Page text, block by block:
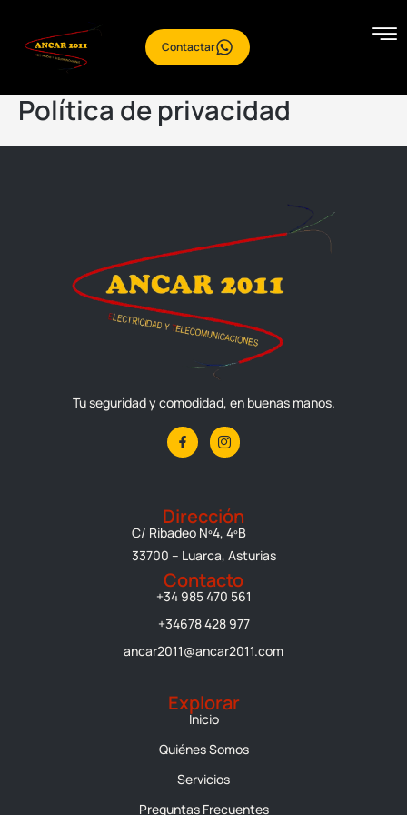
contenido
Contactar
Política de privacidad
Tu seguridad y comodidad, en buenas manos.
F
a
c
k
-
I
c
o
n
s
t
g
a
m
1
Dirección
C/ Ribadeo Nº4, 4ºB
33700 – Luarca, Asturias
Contacto
+34 985 470 561
+34678 428 977
ancar2011@ancar2011.com
Explorar
Inicio
Quiénes Somos
Servicios
Preguntas Frecuentes